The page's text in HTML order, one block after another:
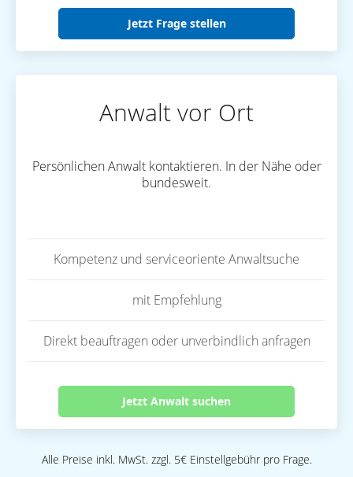
Jetzt Frage stellen
Anwalt vor Ort
Persönlichen Anwalt kontaktieren. In der Nähe oder
bundesweit.
Kompetenz und serviceoriente Anwaltsuche
mit Empfehlung
Direkt beauftragen oder unverbindlich anfragen
Jetzt Anwalt suchen
Alle Preise inkl. MwSt. zzgl. 5€ Einstellgebühr pro Frage.